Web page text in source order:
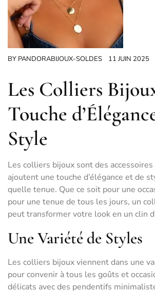
BY PANDORABIJOUX-SOLDES 11 JUIN 2025
Les Colliers
Touche
Style
Les colliers bijoux sont des
ajoutent une touche d’élégance et de
quelle tenue. Que ce soit pour une
pour une tenue de tous les jours, un
peut transformer votre look en un clin
Une Variété de Styles
Les colliers bijoux viennent dans une
pour convenir à tous les goûts et
délicats avec des pendentifs